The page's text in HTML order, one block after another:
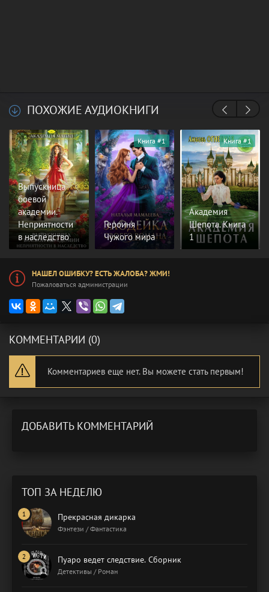
ПОХОЖИЕ АУДИОКНИГИ
Выпускница
боевой
академии.
Неприятности
в наследство
Героиня
Чужого мира
Книга #1
Академия
Шепота. Книга
1
Книга #1
НАШЕЛ ОШИБКУ? ЕСТЬ ЖАЛОБА? ЖМИ!
Пожаловаться администрации
КОММЕНТАРИИ (0)
Комментариев еще нет. Вы можете стать первым!
ДОБАВИТЬ КОММЕНТАРИЙ
ТОП ЗА НЕДЕЛЮ
Прекрасная дикарка
Фэнтези / Фантастика
Пуаро ведет следствие. Сборник
Детективы / Роман